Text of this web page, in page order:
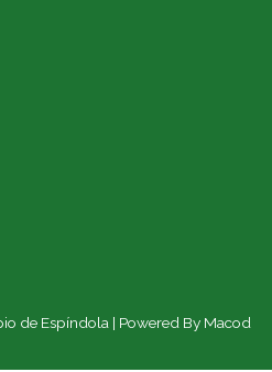
de Espíndola | Powered By Macod